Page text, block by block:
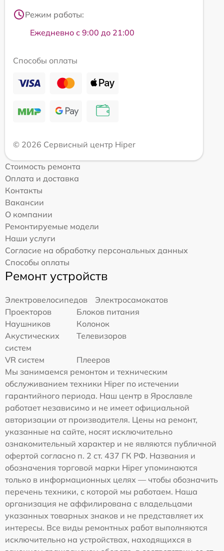
Режим работы:
Ежедневно с 9:00 до 21:00
Способы оплаты
© 2026 Сервисный центр Hiper
Стоимость ремонта
Оплата и доставка
Контакты
Вакансии
О компании
Ремонтируемые модели
Наши услуги
Согласие на обработку персональных данных
Способы оплаты
Ремонт устройств
Электровелосипедов
Электросамокатов
Проекторов
Блоков питания
Наушников
Колонок
Акустических
систем
Телевизоров
VR систем
Плееров
Мы занимаемся ремонтом и техническим
обслуживанием техники Hiper по истечении
гарантийного периода. Наш центр в Ярославле
работает независимо и не имеет официальной
авторизации от производителя. Цены на ремонт,
указанные на сайте, носят исключительно
ознакомительный характер и не являются публичной
офертой согласно п. 2 ст. 437 ГК РФ. Названия и
обозначения торговой марки Hiper упоминаются
только в информационных целях — чтобы обозначить
перечень техники, с которой мы работаем. Наша
организация не аффилирована с владельцами
указанных товарных знаков и не представляет их
интересы. Все виды ремонтных работ выполняются
исключительно на устройствах, находящихся в